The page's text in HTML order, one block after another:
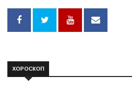
ХОРОСКОП